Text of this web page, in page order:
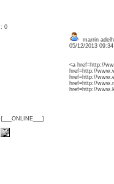
: 0
{___ONLINE___}
marrin
05/12/2013
<a href=http://
href=http://
href=http://
href=http://
href=http://